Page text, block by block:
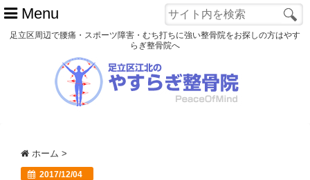
Menu
スポーツ障害
足立区周辺で腰痛・スポーツ障害・むち打ちに強い整骨院をお探しの方はやす
らぎ整骨院へ
ホーム >
2017/12/04